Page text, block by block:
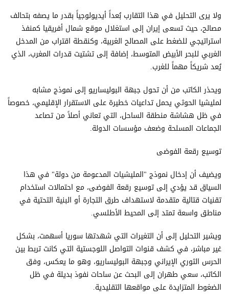
ولا يرى التحليل في هذا التقارب بُعداً أيديولوجياً بقدر ما يصفه بتحالف
مصالح، حيث تسعى إيران إلى استغلال موقع شمال أفريقيا كمنفذ
استراتيجي للضغط على المصالح الغربية، وكنقطة اقتراب من المدخل
الغربي للبحر الأبيض المتوسط، إضافة إلى تشتيت قدرات المغرب، الذي
يُعد شريكاً مهماً للغرب.
ويحذر الكاتب من أن تحول جبهة البوليساريو إلى نموذج مشابه
لمليشيا الحوثي يحمل تداعيات خطيرة على الاستقرار الإقليمي، خصوصاً
في ظل هشاشة منطقة الساحل، التي تعاني أصلاً من تصاعد
الجماعات المسلحة وضعف مؤسسات الدولة.
توسيع رقعة الفوضى
ويضيف أن إدخال نموذج "المليشيات المدعومة من دولة" في هذا
السياق قد يؤدي إلى توسيع رقعة الفوضى، مع احتمالات استخدام
تقنيات قتالية متقدمة لاستهداف طرق التجارة أو البنية التحتية في
مناطق واسعة تمتد إلى المحيط الأطلسي.
ويشير التحليل إلى أن التغيرات التي شهدتها سوريا أسهمت، بشكل
غير مباشر، في كشف قنوات التواصل اللوجستية التي كانت تربط بين
الحرس الثوري الإيراني وجبهة البوليساريو، وهو ما يعكس، وفق
الكاتب، سعي طهران إلى البحث عن ساحات نفوذ بديلة في ظل
الضغوط المتزايدة على مواقعها التقليدية.